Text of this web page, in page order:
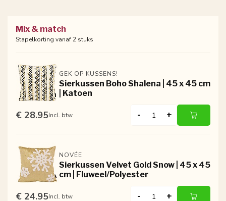
Mix & match
Stapelkorting vanaf 2 stuks
GEK OP KUSSENS!
Sierkussen Boho Shalena | 45 x 45 cm
| Katoen
€ 28.95Incl. btw - +
NOVÉE
Sierkussen Velvet Gold Snow | 45 x 45
cm | Fluweel/Polyester
€ 24.95Incl. btw - +